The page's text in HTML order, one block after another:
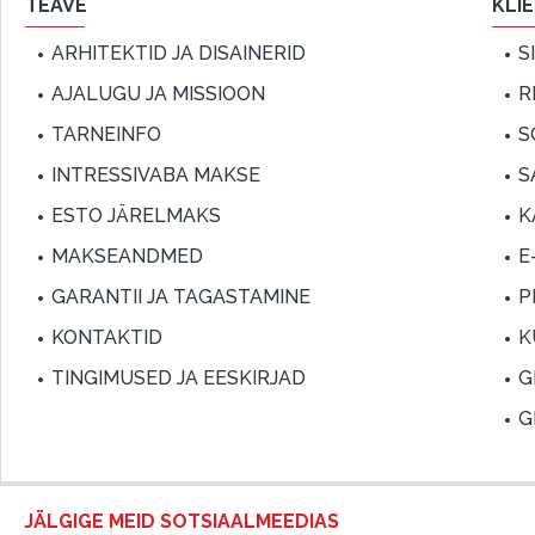
TEAVE
ARHITEKTID JA DISAINERID
AJALUGU JA MISSIOON
TARNEINFO
INTRESSIVABA MAKSE
ESTO JÄRELMAKS
MAKSEANDMED
GARANTII JA TAGASTAMINE
KONTAKTID
TINGIMUSED JA EESKIRJAD
JÄLGIGE MEID SOTSIAALMEEDIAS